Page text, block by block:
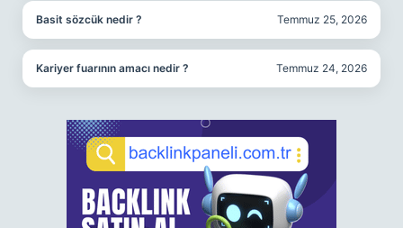
Basit sözcük nedir ? Temmuz 25, 2026
Kariyer fuarının amacı nedir ? Temmuz 24, 2026